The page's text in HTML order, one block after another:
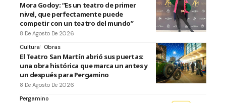
Mora Godoy: “Es un teatro de primer
nivel, que perfectamente puede
competir con un teatro del mundo”
8 De Agosto De 2026
Cultura Obras
El Teatro San Martín abrió sus puertas:
una obra histórica que marca un antes y
un después para Pergamino
8 De Agosto De 2026
Pergamino